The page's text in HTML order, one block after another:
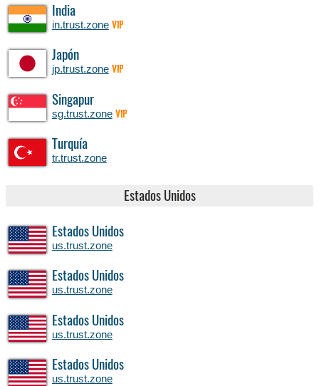
India
in.trust.zone VIP
Japón
jp.trust.zone VIP
Singapur
sg.trust.zone VIP
Turquía
tr.trust.zone
Estados Unidos
Estados Unidos
us.trust.zone
Estados Unidos
us.trust.zone
Estados Unidos
us.trust.zone
Estados Unidos
us.trust.zone